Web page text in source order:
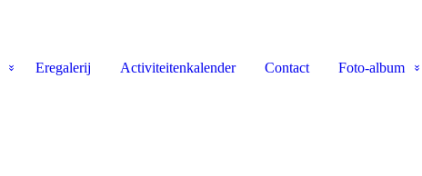
Eregalerij Activiteitenkalender Contact Foto-album